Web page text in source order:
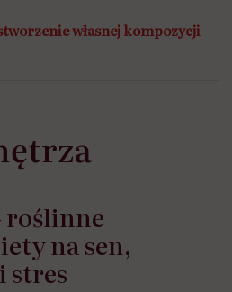
własnej kompozycji
roślinne
na sen,
stres